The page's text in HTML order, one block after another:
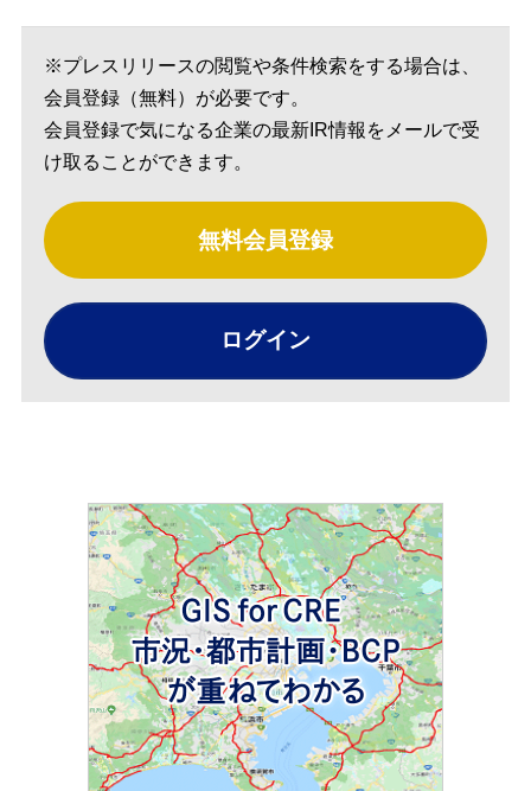
※プレスリリースの閲覧や条件検索をする場合は、
会員登録（無料）が必要です。
会員登録で気になる企業の最新IR情報をメールで受
け取ることができます。
無料会員登録
ログイン